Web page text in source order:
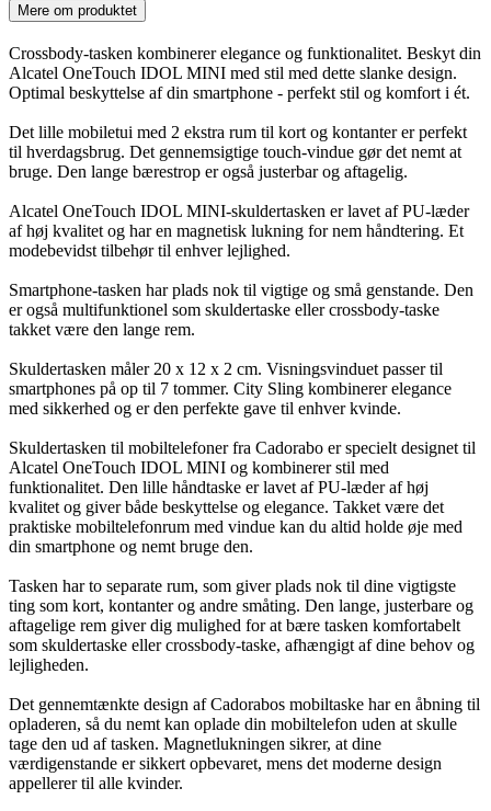
Mere om produktet
Crossbody-tasken kombinerer elegance og funktionalitet. Beskyt din
Alcatel OneTouch IDOL MINI med stil med dette slanke design.
Optimal beskyttelse af din smartphone - perfekt stil og komfort i ét.
Det lille mobiletui med 2 ekstra rum til kort og kontanter er perfekt
til hverdagsbrug. Det gennemsigtige touch-vindue gør det nemt at
bruge. Den lange bærestrop er også justerbar og aftagelig.
Alcatel OneTouch IDOL MINI-skuldertasken er lavet af PU-læder
af høj kvalitet og har en magnetisk lukning for nem håndtering. Et
modebevidst tilbehør til enhver lejlighed.
Smartphone-tasken har plads nok til vigtige og små genstande. Den
er også multifunktionel som skuldertaske eller crossbody-taske
takket være den lange rem.
Skuldertasken måler 20 x 12 x 2 cm. Visningsvinduet passer til
smartphones på op til 7 tommer. City Sling kombinerer elegance
med sikkerhed og er den perfekte gave til enhver kvinde.
Skuldertasken til mobiltelefoner fra Cadorabo er specielt designet til
Alcatel OneTouch IDOL MINI og kombinerer stil med
funktionalitet. Den lille håndtaske er lavet af PU-læder af høj
kvalitet og giver både beskyttelse og elegance. Takket være det
praktiske mobiltelefonrum med vindue kan du altid holde øje med
din smartphone og nemt bruge den.
Tasken har to separate rum, som giver plads nok til dine vigtigste
ting som kort, kontanter og andre småting. Den lange, justerbare og
aftagelige rem giver dig mulighed for at bære tasken komfortabelt
som skuldertaske eller crossbody-taske, afhængigt af dine behov og
lejligheden.
Det gennemtænkte design af Cadorabos mobiltaske har en åbning til
opladeren, så du nemt kan oplade din mobiltelefon uden at skulle
tage den ud af tasken. Magnetlukningen sikrer, at dine
værdigenstande er sikkert opbevaret, mens det moderne design
appellerer til alle kvinder.